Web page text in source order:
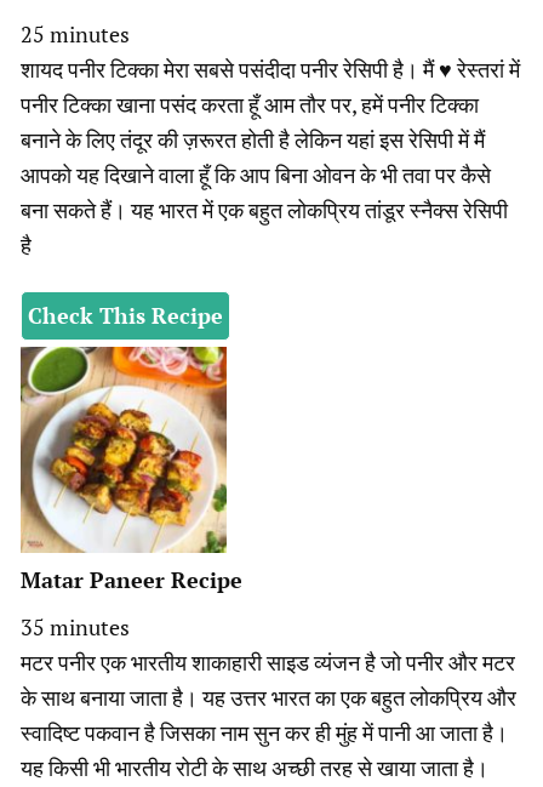
25 minutes
minutes
शायद पनीर टिक्का मेरा सबसे पसंदीदा पनीर रेसिपी है। मैं ♥ रेस्तरां में
पनीर टिक्का खाना पसंद करता हूँ आम तौर पर, हमें पनीर टिक्का
बनाने के लिए तंदूर की ज़रूरत होती है लेकिन यहां इस रेसिपी में मैं
आपको यह दिखाने वाला हूँ कि आप बिना ओवन के भी तवा पर कैसे
बना सकते हैं। यह भारत में एक बहुत लोकप्रिय तांडूर स्नैक्स रेसिपी
है
Check This Recipe
Matar Paneer Recipe
35 minutes
minutes
मटर पनीर एक भारतीय शाकाहारी साइड व्यंजन है जो पनीर और मटर
के साथ बनाया जाता है। यह उत्तर भारत का एक बहुत लोकप्रिय और
स्वादिष्ट पकवान है जिसका नाम सुन कर ही मुंह में पानी आ जाता है।
यह किसी भी भारतीय रोटी के साथ अच्छी तरह से खाया जाता है।